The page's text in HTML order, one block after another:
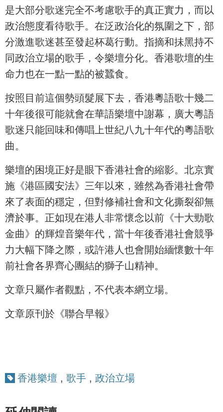
是大部分歌迷完全不考慮歌手的真正實力，而以
政治態度看待歌手。在泛政治化的氛圍之下，部
分激進歌迷甚至發起杯葛行動。指摘和抺黑持不
同政治立場的歌手，令樂壇分化。香港歌壇的生
命力也在一點一點的被蠶食。
按照目前這個勢頭髮展下去，香港粵語歌十幾二
十年後很可能就會在華語樂壇中謝幕，廣大粵語
歌迷只能回味和傳唱上世紀八九十年代的粵語歌
曲。
樂壇的困境正好是眼下香港社會的縮影。北京實
施《港區國安法》三年以來，雖然為香港社會帶
來了表面的穩定，但對修補社會和文化撕裂卻無
濟於事。正如現在港人非常懷念以前《十大勁歌
金曲》的輝煌音樂年代，當十年後香港社會競爭
力大幅下降之際，或許港人也會開始緬懷數十年
前社會各界齊心團結的獅子山精神。
文章只屬作者觀點，不代表本網立場。
文章原刊於《聯合早報》
香港樂壇 , 歌手 , 政治立場